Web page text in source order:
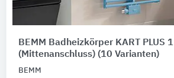
BEMM Badheizkörper KART PLUS 1
(Mittenanschluss) (10 Varianten)
BEMM